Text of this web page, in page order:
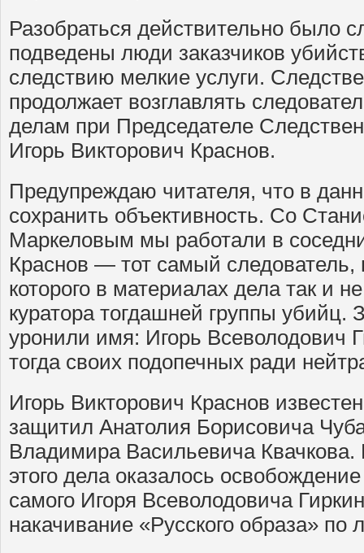
Разобраться действительно было
подведены люди заказчиков
следствию мелкие услуги.
продолжает возглавлять
делам при Председателе
Игорь Викторович Краснов.
Предупреждаю читателя, что в
сохранить объективность. Со
Маркеловым мы работали в
Краснов — тот самый следователь,
которого в материалах дела так и
куратора тогдашней группы убийц.
уронили имя: Игорь Всеволодович
тогда своих подопечных ради
Игорь Викторович Краснов
защитил Анатолия Борисовича
Владимира Васильевича
этого дела оказалось
самого Игоря Всеволодовича
накачивание «Русского образа»